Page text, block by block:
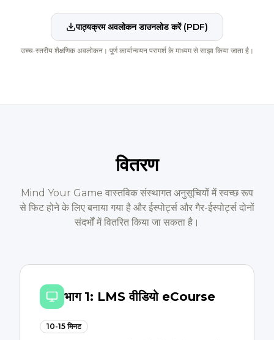
पाठ्यक्रम अवलोकन डाउनलोड करें (PDF)
उच्च-स्तरीय शैक्षणिक अवलोकन। पूर्ण कार्यान्वयन परामर्श के माध्यम से साझा किया जाता है।
वितरण
Mind Your Game वास्तविक संस्थागत अनुसूचियों में स्वच्छ रूप
से फिट होने के लिए बनाया गया है और ईस्पोर्ट्स और गैर-ईस्पोर्ट्स दोनों
संदर्भों में वितरित किया जा सकता है।
भाग 1: LMS वीडियो eCourse
10-15 मिनट